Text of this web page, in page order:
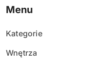
Menu
Kategorie
Wnętrza